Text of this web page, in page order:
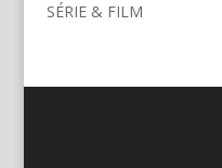
SÉRIE & FILM